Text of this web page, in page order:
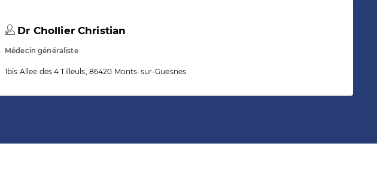
Dr Chollier Christian
Médecin généraliste
1bis Allee des 4 Tilleuls, 86420 Monts-sur-Guesnes